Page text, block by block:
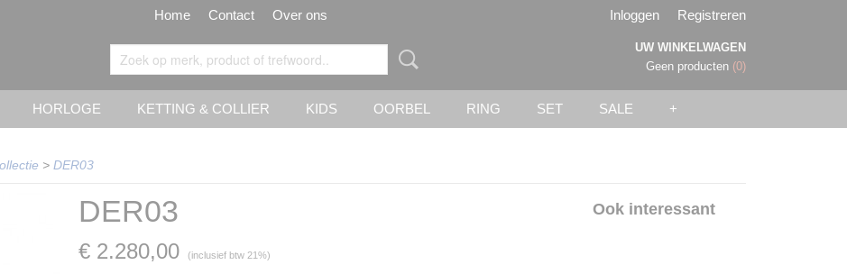
Home Contact Over ons Inloggen Registreren
UW WINKELWAGEN
Geen producten (0)
HORLOGE KETTING & COLLIER KIDS OORBEL RING SET SALE +
> DER03
DER03
€ 2.280,00 (inclusief btw 21%)
Ook interessant